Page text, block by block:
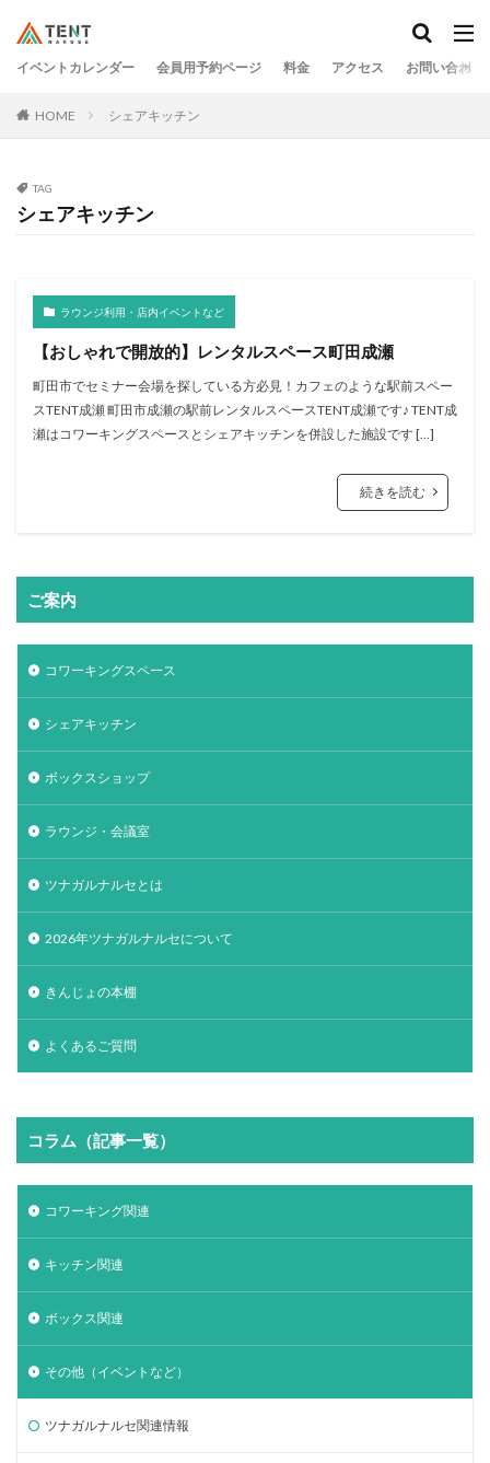
イベントカレンダー 会員用予約ページ 料金 アクセス お問い合わせ
HOME シェアキッチン
TAG
シェアキッチン
ラウンジ利用・店内イベントなど
【おしゃれで開放的】レンタルスペース町田成瀬
町田市でセミナー会場を探している方必見！カフェのような駅前スペー
スTENT成瀬 町田市成瀬の駅前レンタルスペースTENT成瀬です♪ TENT成
瀬はコワーキングスペースとシェアキッチンを併設した施設です […]
続きを読む
ご案内
コワーキングスペース
シェアキッチン
ボックスショップ
ラウンジ・会議室
ツナガルナルセとは
2026年ツナガルナルセについて
きんじょの本棚
よくあるご質問
コラム（記事一覧）
コワーキング関連
キッチン関連
ボックス関連
その他（イベントなど）
ツナガルナルセ関連情報